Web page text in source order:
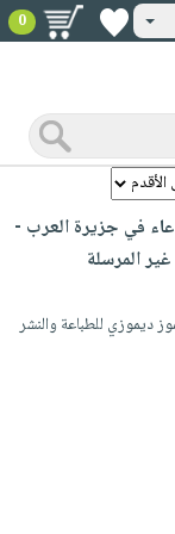
0
في جزيرة العرب -
المرسلة
ديموزي للطباعة والنشر